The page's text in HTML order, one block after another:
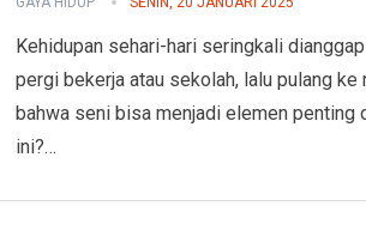
Kehidupan sehari-hari seringkali
pergi bekerja atau sekolah, lalu pulang ke
bahwa seni bisa menjadi elemen penting
ini?…